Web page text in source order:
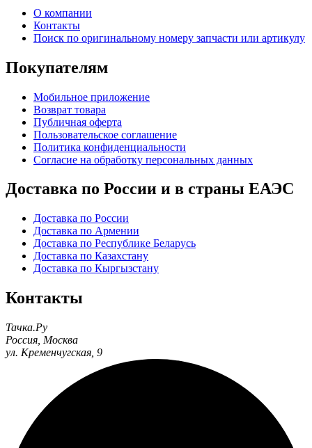
О компании
Контакты
Поиск по оригинальному номеру запчасти или артикулу
Покупателям
Мобильное приложение
Возврат товара
Публичная оферта
Пользовательское соглашение
Политика конфиденциальности
Согласие на обработку персональных данных
Доставка по России и в страны ЕАЭС
Доставка по России
Доставка по Армении
Доставка по Республике Беларусь
Доставка по Казахстану
Доставка по Кыргызстану
Контакты
Тачка.Ру
Россия Москва
ул. Кременчугская, 9